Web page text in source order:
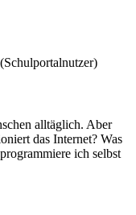
alltäglich. Aber
das Internet? Was
ich selbst